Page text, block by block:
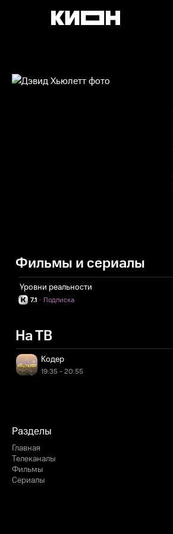
Фильмы и сериалы
Уровни реальности
7.1 Подписка
·
На ТВ
Кодер
19:35 - 20:55
Разделы
Главная
Телеканалы
Фильмы
Сериалы